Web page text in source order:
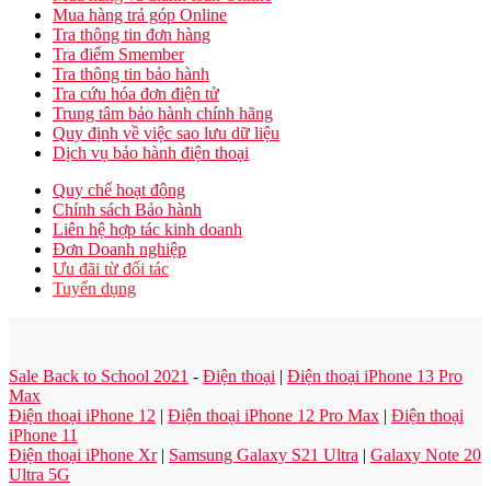
Mua hàng trả góp Online
Tra thông tin đơn hàng
Tra điểm Smember
Tra thông tin bảo hành
Tra cứu hóa đơn điện tử
Trung tâm bảo hành chính hãng
Quy định về việc sao lưu dữ liệu
Dịch vụ bảo hành điện thoại
Quy chế hoạt động
Chính sách Bảo hành
Liên hệ hợp tác kinh doanh
Đơn Doanh nghiệp
Ưu đãi từ đối tác
Tuyển dụng
Sale Back to School 2021 - Điện thoại | Điện thoại iPhone 13 Pro
Max
Điện thoại iPhone 12 | Điện thoại iPhone 12 Pro Max | Điện thoại
iPhone 11
Điện thoại iPhone Xr| Samsung Galaxy S21 Ultra | Galaxy Note 20
Ultra 5G